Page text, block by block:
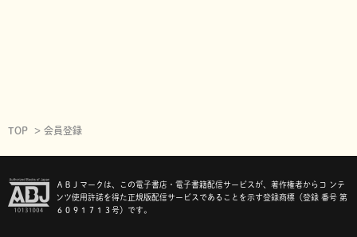
TOP 会員登録
ＡＢＪマークは、この電子書店・電子書籍配信サービスが、著作権者からコ ンテ
ンツ使用許諾を得た正規版配信サービスであることを示す登録商標（登録 番号 第
６０９１７１３号）です。